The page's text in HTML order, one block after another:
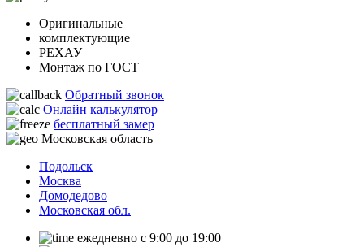
Оригинальные
комплектующие
РЕХАУ
Монтаж по ГОСТ
Обратный звонок
Онлайн калькулятор
бесплатный замер
Московская область
Подольск
Москва
Домодедово
Московская обл.
ежедневно с 9:00 до 19:00